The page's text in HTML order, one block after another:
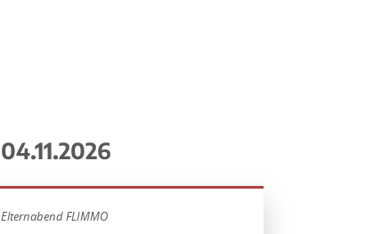
04.11.2026
Elternabend FLIMMO